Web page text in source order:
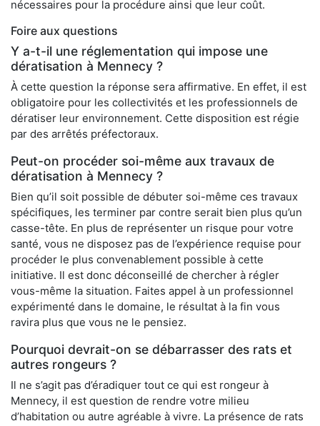
nécessaires pour la procédure ainsi que leur coût.
Foire aux questions
Y a-t-il une réglementation qui impose une
dératisation à Mennecy ?
À cette question la réponse sera affirmative. En effet, il est
obligatoire pour les collectivités et les professionnels de
dératiser leur environnement. Cette disposition est régie
par des arrêtés préfectoraux.
Peut-on procéder soi-même aux travaux de
dératisation à Mennecy ?
Bien qu’il soit possible de débuter soi-même ces travaux
spécifiques, les terminer par contre serait bien plus qu’un
casse-tête. En plus de représenter un risque pour votre
santé, vous ne disposez pas de l’expérience requise pour
procéder le plus convenablement possible à cette
initiative. Il est donc déconseillé de chercher à régler
vous-même la situation. Faites appel à un professionnel
expérimenté dans le domaine, le résultat à la fin vous
ravira plus que vous ne le pensiez.
Pourquoi devrait-on se débarrasser des rats et
autres rongeurs ?
Il ne s’agit pas d’éradiquer tout ce qui est rongeur à
Mennecy, il est question de rendre votre milieu
d’habitation ou autre agréable à vivre. La présence de rats